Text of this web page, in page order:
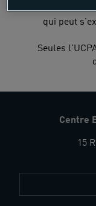
traitement
qui peut
Seules
Centre
15